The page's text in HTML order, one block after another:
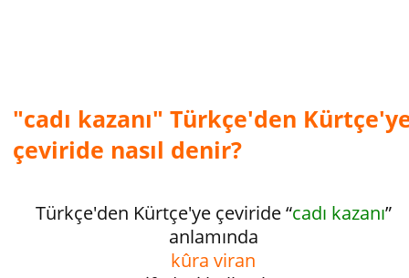
"cadı kazanı" Türkçe'den
çeviride nasıl denir?
Türkçe'den Kürtçe'ye çeviride “cadı kazanı”
anlamında
kûra viran